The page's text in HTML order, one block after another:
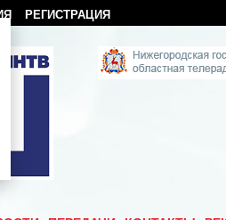
РЕГИСТРАЦИЯ